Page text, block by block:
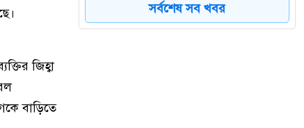
জিহ্বা
বাড়িতে
সর্বশেষ সব খবর